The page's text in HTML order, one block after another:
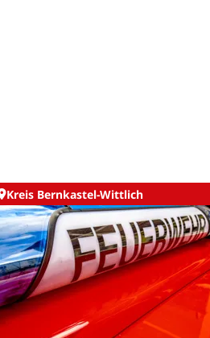
Kreis Bernkastel-Wittlich